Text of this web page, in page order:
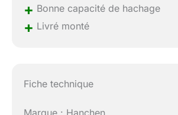
+ Bonne capacité de hachage
+ Livré monté
Fiche technique
Marque : Hanchen